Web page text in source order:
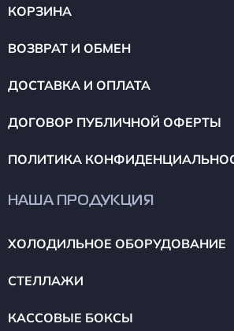
КОРЗИНА
ВОЗВРАТ И ОБМЕН
ДОСТАВКА И ОПЛАТА
ДОГОВОР ПУБЛИЧНОЙ ОФЕРТЫ
ПОЛИТИКА
НАША ПРОДУКЦИЯ
ХОЛОДИЛЬНОЕ ОБОРУДОВАНИЕ
СТЕЛЛАЖИ
КАССОВЫЕ БОКСЫ